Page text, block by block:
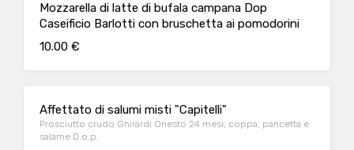
Mozzarella di latte di bufala campana Dop
Caseificio Barlotti con bruschetta ai pomodorini
10.00 €
Affettato di salumi misti "Capitelli"
Prosciutto crudo Ghirardi Onesto 24 mesi, coppa, pancetta e
salame D.o.p.